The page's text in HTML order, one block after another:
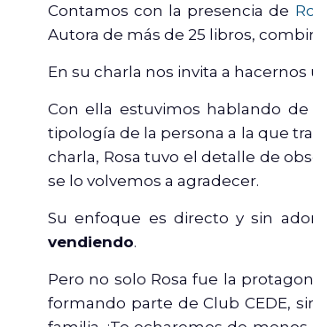
Contamos con la presencia de
Autora de más de 25 libros,
En su charla nos invita a
Con ella estuvimos hablando
tipología de la persona a la que
charla, Rosa tuvo el detalle de
se lo volvemos a agradecer.
Su enfoque es directo y sin
vendiendo.
Pero no solo Rosa fue la
formando parte de Club CEDE,